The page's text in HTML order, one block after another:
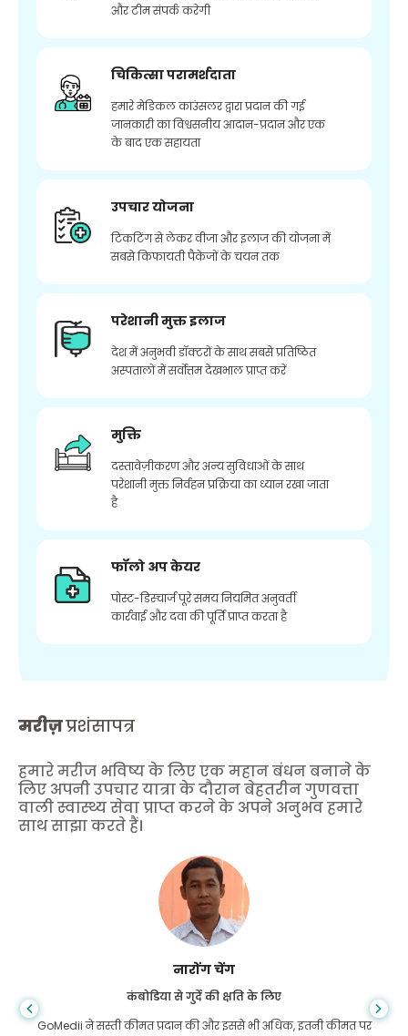
और टीम संपर्क करेगी
चिकित्सा परामर्शदाता
हमारे मेडिकल काउंसलर द्वारा प्रदान की गई
जानकारी का विश्वसनीय आदान-प्रदान और एक
के बाद एक सहायता
उपचार योजना
टिकटिंग से लेकर वीजा और इलाज की योजना में
सबसे किफायती पैकेजों के चयन तक
परेशानी मुक्त इलाज
देश में अनुभवी डॉक्टरों के साथ सबसे प्रतिष्ठित
अस्पतालों में सर्वोत्तम देखभाल प्राप्त करें
मुक्ति
दस्तावेज़ीकरण और अन्य सुविधाओं के साथ
परेशानी मुक्त निर्वहन प्रक्रिया का ध्यान रखा जाता
है
फॉलो अप केयर
पोस्ट-डिस्चार्ज पूरे समय नियमित अनुवर्ती
कार्रवाई और दवा की पूर्ति प्राप्त करता है
मरीज़प्रशंसापत्र
हमारे मरीज भविष्य के लिए एक महान बंधन बनाने के
लिए अपनी उपचार यात्रा के दौरान बेहतरीन गुणवत्ता
वाली स्वास्थ्य सेवा प्राप्त करने के अपने अनुभव हमारे
साथ साझा करते हैं।
शांधा दास
गैस्ट्रोएंटरोलॉजी के लिए बांग्लादेश से
मैंने अपने बेटे और गोमेडी की शानदार टीम को धन्यवाद दिया है जिन्होंने